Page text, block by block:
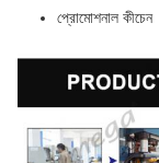
প্রোমোশনাল কীচেন